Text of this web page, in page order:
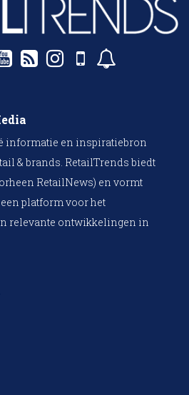
informatie en inspiratiebron
& brands. RetailTrends biedt
RetailNews) en vormt
platform voor het
relevante ontwikkelingen in